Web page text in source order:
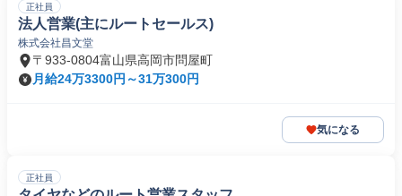
正社員
法人営業(主にルートセールス)
株式会社昌文堂
〒933-0804富山県高岡市問屋町
月給24万3300円～31万300円
気になる
正社員